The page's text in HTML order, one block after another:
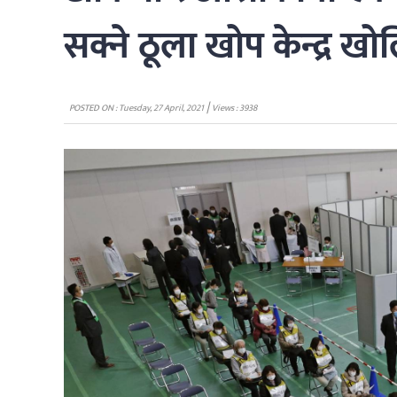
सक्ने ठूला खोप केन्द्र
POSTED ON : Tuesday, 27 April, 2021|Views : 3938